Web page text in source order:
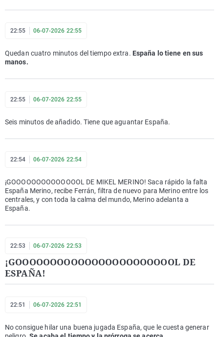
22:55 06-07-2026 22:55
Quedan cuatro minutos del tiempo extra. España lo tiene en sus
manos.
22:55 06-07-2026 22:55
Seis minutos de añadido. Tiene que aguantar España.
22:54 06-07-2026 22:54
¡GOOOOOOOOOOOOOOL DE MIKEL MERINO! Saca rápido la falta
España Merino, recibe Ferrán, filtra de nuevo para Merino entre los
centrales, y con toda la calma del mundo, Merino adelanta a
España.
22:53 06-07-2026 22:53
¡GOOOOOOOOOOOOOOOOOOOOOOOL DE
ESPAÑA!
22:51 06-07-2026 22:51
No consigue hilar una buena jugada España, que le cuesta generar